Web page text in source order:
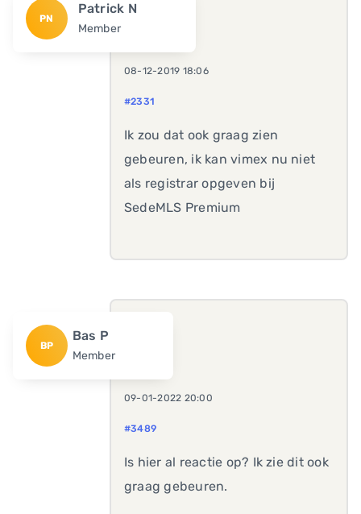
PN
Patrick N
Member
08-12-2019 18:06
#2331
Ik zou dat ook graag zien
gebeuren, ik kan vimex nu niet
als registrar opgeven bij
SedeMLS Premium
BP
Bas P
Member
09-01-2022 20:00
#3489
Is hier al reactie op? Ik zie dit ook
graag gebeuren.